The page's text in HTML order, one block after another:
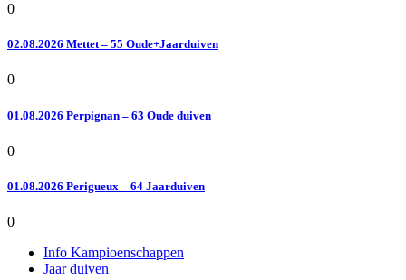
0
02.08.2026 Mettet – 55 Oude+Jaarduiven
0
01.08.2026 Perpignan – 63 Oude duiven
0
01.08.2026 Perigueux – 64 Jaarduiven
0
Info Kampioenschappen
Jaar duiven